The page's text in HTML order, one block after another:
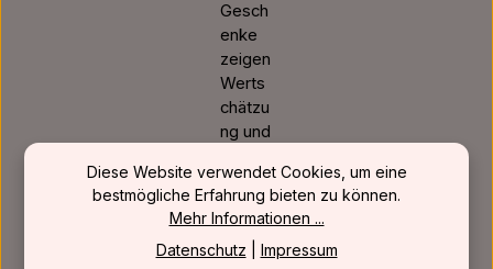
Gesch
enke
zeigen
Werts
chätzu
ng und
n
deutlic
h,
dass
Diese Website verwendet Cookies, um eine
bestmögliche Erfahrung bieten zu können.
Mehr Informationen ...
Datenschutz
Impressum